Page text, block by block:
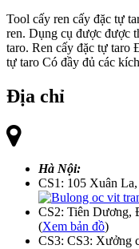
Tool cấy ren cấy đặc tự
ren. Dụng cụ được được
taro. Ren cấy đặc tự taro
tự taro Có đầy đủ các
Địa chỉ
Hà Nội:
CS1: 105 Xuân
CS2: Tiên Dương,
(Xem bản đồ)
CS3: CS3: Xưởng